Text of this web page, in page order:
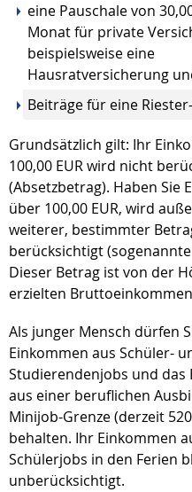
eine Pauschale von
Monat für private
beispielsweise eine
Hausratversicherung
Beiträge für eine
Grundsätzlich gilt: Ihr
100,00 EUR wird nicht
(Absetzbetrag). Haben Sie
über 100,00 EUR, wird
weiterer, bestimmter
berücksichtigt
Dieser Betrag ist von der
erzielten
Als junger Mensch dürfen
Einkommen aus Schüler-
Studierendenjobs und das
aus einer beruflichen
Minijob-Grenze (derzeit
behalten. Ihr Einkommen
Schülerjobs in den Ferien
unberücksichtigt.